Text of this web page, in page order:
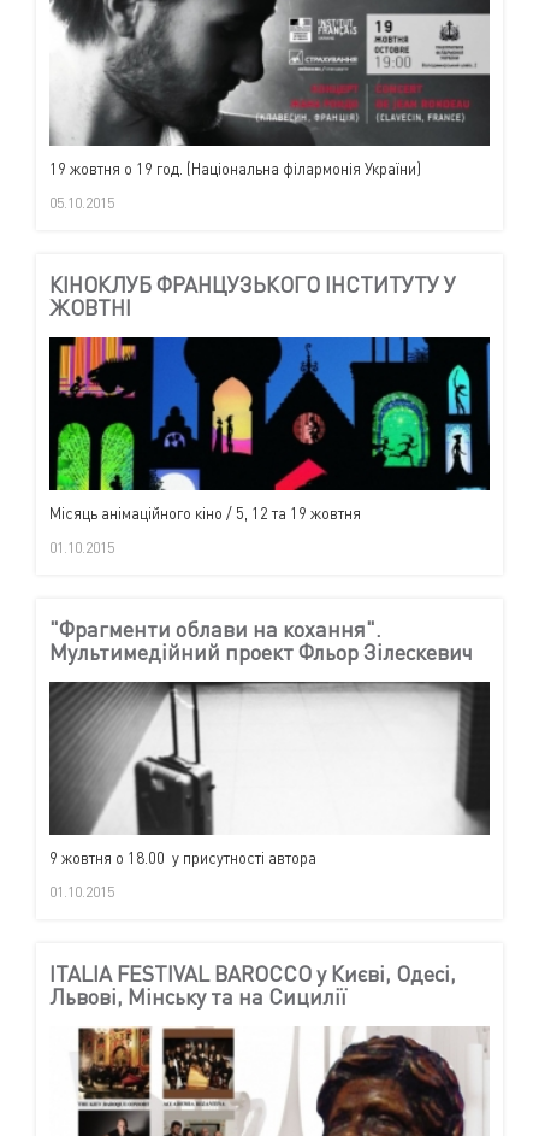
19 жовтня о 19 год. (Національна філармонія України)
05.10.2015
КІНОКЛУБ ФРАНЦУЗЬКОГО ІНСТИТУТУ У
ЖОВТНІ
Місяць анімаційного кіно / 5, 12 та 19 жовтня
01.10.2015
"Фрагменти облави на кохання".
Мультимедійний проект Фльор Зілескевич
9 жовтня о 18.00 у присутності автора
01.10.2015
ITALIA FESTIVAL BAROCCO у Києві, Одесі,
Львові, Мінську та на Сицилії